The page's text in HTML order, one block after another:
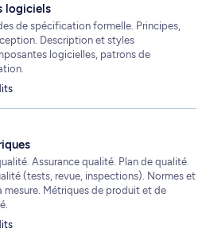
logiciels
de spécification formelle. Principes,
Description et styles
logicielles, patrons de
Assurance qualité. Plan de qualité.
(tests, revue, inspections). Normes et
mesure. Métriques de produit et de